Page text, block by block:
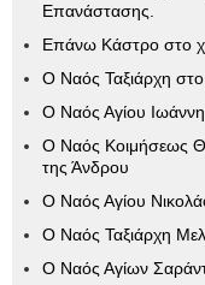
Επανάστασης.
Επάνω Κάστρο στο
Ο Ναός Ταξιάρχη
Ο Ναός Αγίου
Ο Ναός Κοιμήσεως
της Άνδρου
Ο Ναός Αγίου
Ο Ναός Ταξιάρχη
Ο Ναός Αγίων